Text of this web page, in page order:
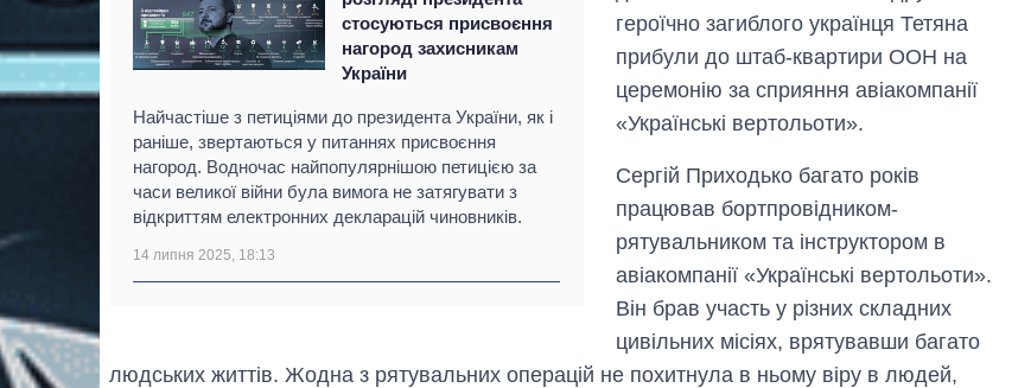
стосуються присвоєння
нагород захисникам
України
Найчастіше з петиціями до президента України, як і
раніше, звертаються у питаннях присвоєння
нагород. Водночас найпопулярнішою петицією за
часи великої війни була вимога не затягувати з
відкриттям електронних декларацій чиновників.
14 липня 2025, 18:13
героїчно загиблого українця Тетяна
прибули до штаб-квартири ООН на
церемонію за сприяння авіакомпанії
«Українські вертольоти».
Сергій Приходько багато років
працював бортпровідником-
рятувальником та інструктором в
авіакомпанії «Українські вертольоти».
Він брав участь у різних складних
цивільних місіях, врятувавши багато
людських життів. Жодна з рятувальних операцій не похитнула в ньому віру в людей,